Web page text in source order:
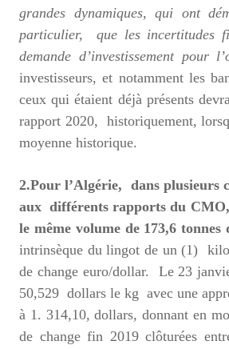
grandes dynamiques, qui ont
particulier,
que les incertitudes
demande d’investissement pour
investisseurs, et notamment les
ceux qui étaient déjà présents
rapport 2020, historiquement,
moyenne historique.
2.Pour l’Algérie, dans
aux différents rapports du CMO,
le même volume de 173,6
intrinsèque du lingot de un (1)
de change euro/dollar. Le 23
50,529 dollars le kg avec une
à 1. 314,10, dollars, donnant en
de change fin 2019 clôturées